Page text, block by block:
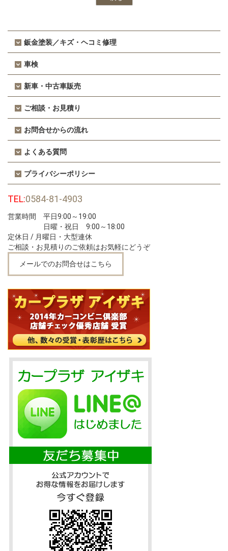
鈑金塗装／キズ・ヘコミ修理
車検
新車・中古車販売
ご相談・お見積り
お問合せからの流れ
よくある質問
プライバシーポリシー
TEL:0584-81-4903
営業時間 平日9:00～19:00
日曜・祝日 9:00～18:00
定休日 / 月曜日・大型連休
ご相談・お見積りのご依頼はお気軽にどうぞ
メールでのお問合せはこちら